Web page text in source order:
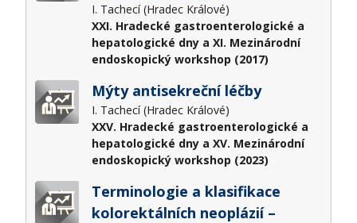
I. Tachecí (Hradec Králové)
XXI. Hradecké gastroenterologické a
hepatologické dny a XI. Mezinárodní
endoskopický workshop (2017)
Mýty antisekreční léčby
I. Tachecí (Hradec Králové)
XXV. Hradecké gastroenterologické a
hepatologické dny a XV. Mezinárodní
endoskopický workshop (2023)
Terminologie a klasifikace
kolorektálních neoplázií –